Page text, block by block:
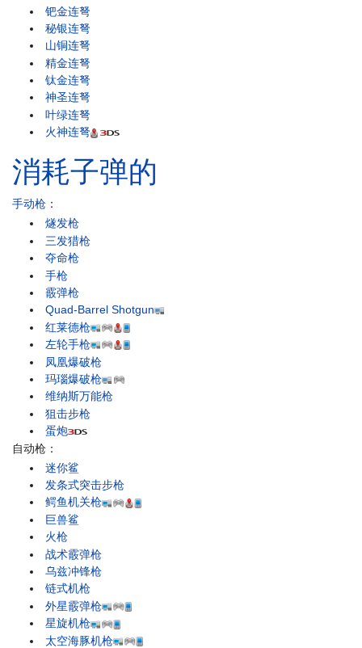
钯金连弩
秘银连弩
山铜连弩
精金连弩
钛金连弩
神圣连弩
叶绿连弩
火神连弩
消耗子弹的
手动枪 ：
燧发枪
三发猎枪
夺命枪
手枪
霰弹枪
Quad-Barrel Shotgun
红莱德枪
左轮手枪
凤凰爆破枪
玛瑙爆破枪
维纳斯万能枪
狙击步枪
蛋炮
自动枪：
迷你鲨
发条式突击步枪
鳄鱼机关枪
巨兽鲨
火枪
战术霰弹枪
乌兹冲锋枪
链式机枪
外星霰弹枪
星旋机枪
太空海豚机枪